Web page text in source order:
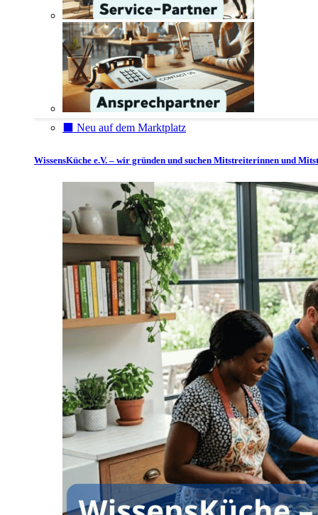
⬛️ Neu auf dem Marktplatz
WissensKüche e.V. – wir gründen und suchen Mitstreiterinnen und